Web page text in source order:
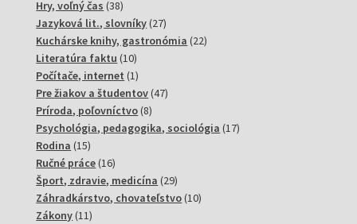
Hry, voľný čas 3838
produktov
Jazyková lit., slovníky 2727
produktov
Kuchárske knihy, gastronómia 2222
Literatúra faktu 1010
produktov
Počítače, internet 11
produkt
Pre žiakov a študentov 4747
Príroda, poľovníctvo 88
produktov
Psychológia, pedagogika, sociológia 1717
Rodina 1515
produktov
Ručné práce 1616
produktov
Šport, zdravie, medicína 2929
produktov
Záhradkárstvo, chovateľstvo 1010
Zákony 1111